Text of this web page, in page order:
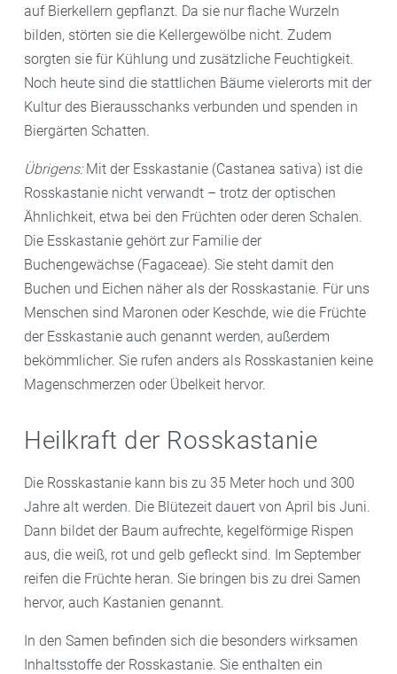
auf Bierkellern gepflanzt. Da sie nur flache Wurzeln
bilden, störten sie die Kellergewölbe nicht. Zudem
sorgten sie für Kühlung und zusätzliche Feuchtigkeit.
Noch heute sind die stattlichen Bäume vielerorts mit der
Kultur des Bierausschanks verbunden und spenden in
Biergärten Schatten.
Übrigens: Mit der Esskastanie (Castanea sativa) ist die
Rosskastanie nicht verwandt – trotz der optischen
Ähnlichkeit, etwa bei den Früchten oder deren Schalen.
Die Esskastanie gehört zur Familie der
Buchengewächse (Fagaceae). Sie steht damit den
Buchen und Eichen näher als der Rosskastanie. Für uns
Menschen sind Maronen oder Keschde, wie die Früchte
der Esskastanie auch genannt werden, außerdem
bekömmlicher. Sie rufen anders als Rosskastanien keine
Magenschmerzen oder Übelkeit hervor.
Heilkraft der Rosskastanie
Die Rosskastanie kann bis zu 35 Meter hoch und 300
Jahre alt werden. Die Blütezeit dauert von April bis Juni.
Dann bildet der Baum aufrechte, kegelförmige Rispen
aus, die weiß, rot und gelb gefleckt sind. Im September
reifen die Früchte heran. Sie bringen bis zu drei Samen
hervor, auch Kastanien genannt.
In den Samen befinden sich die besonders wirksamen
Inhaltsstoffe der Rosskastanie. Sie enthalten ein